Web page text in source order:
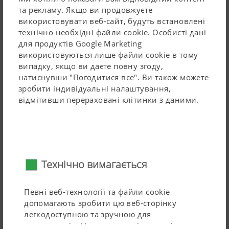
та рекламу. Якщо ви продовжуєте
використовувати веб-сайт, будуть встановлені
технічно необхідні файли cookie. Особисті дані
для продуктів Google Marketing
використовуються лише файли cookie в тому
випадку, якщо ви даєте повну згоду,
натиснувши "Погодитися все". Ви також можете
зробити індивідуальні налаштування,
відмітивши перераховані клітинки з даними.
Технічно вимагається
Певні веб-технології та файли cookie
допомагають зробити цю веб-сторінку
легкодоступною та зручною для
користувачів. Це означає як і основні
глибині сприяє плавному ходу.
Приєднання до трактора відбувається за допомогою
різних положень верхньої та нижньої навіски.
Решітка для захисту від каміння запобігає викиданню
сторонніх предметів під час роботи.
Масивна конструкція рами розміром 180 x 180 ммз
товщиною стінок від 5 до8 ммрозрахована на